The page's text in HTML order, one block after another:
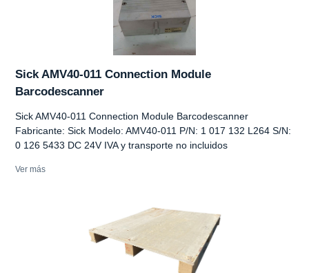
Sick AMV40-011 Connection Module
Barcodescanner
Sick AMV40-011 Connection Module Barcodescanner
Fabricante: Sick Modelo: AMV40-011 P/N: 1 017 132 L264 S/N:
0 126 5433 DC 24V IVA y transporte no incluidos
Ver más